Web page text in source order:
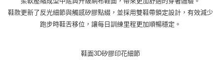
鞋款更新了反光細節與觸感矽膠點綴，並採用雙鞋帶鎖定設計，有效減少
跑步時鞋舌移位，讓每日訓練里程更加順暢穩定。
鞋面3D矽膠印花細節